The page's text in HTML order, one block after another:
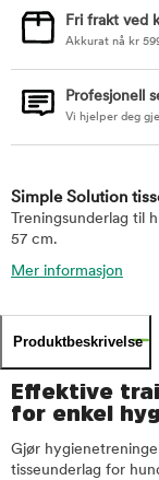
Fri frakt ved
Akkurat nå kr
Profesjonell
Vi hjelper deg
Simple Solution
Treningsunderlag til
57 cm.
Mer informasjon
Produktbeskrivelse
Effektive
for enkel
Gjør
tisseunderlag for